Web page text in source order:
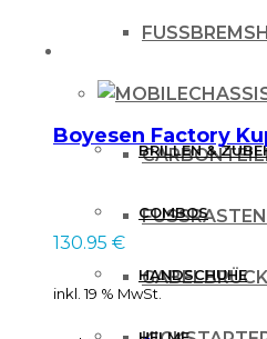
FUSSRASTEN
BRILLEN &
COMBOS
HANDSCHUHE
Boyesen Factory
130.95 €
inkl. 19 % MwSt.